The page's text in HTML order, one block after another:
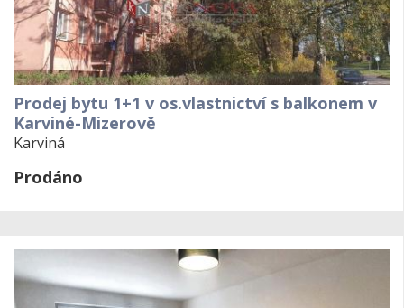
Prodej bytu 1+1 v os.vlastnictví s balkonem v
Karviné-Mizerově
Karviná
Prodáno